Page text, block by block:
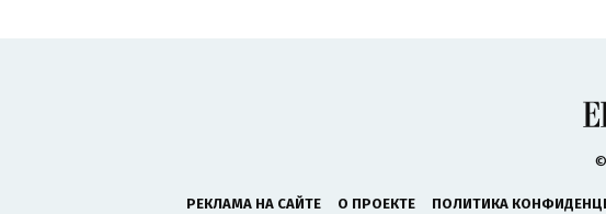
РЕКЛАМА НА САЙТЕ О ПРОЕКТЕ ПОЛИТИКА